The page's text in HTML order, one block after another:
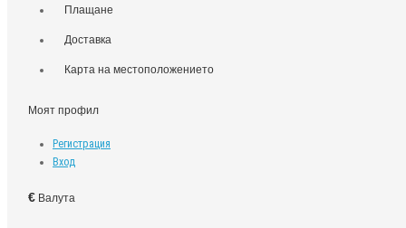
Плащане
Доставка
Карта на местоположението
Моят профил
Регистрация
Вход
€ Валута